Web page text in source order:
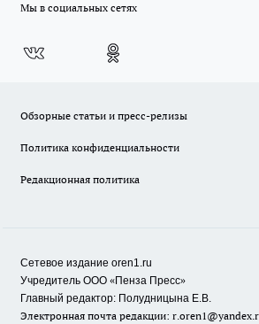
Мы в социальных сетях
Обзорные статьи и пресс-релизы
Политика конфиденциальности
Редакционная политика
Сетевое издание oren1.ru
Учредитель ООО «Пенза Пресс»
Главный редактор: Полудницына Е.В.
Электронная почта редакции: